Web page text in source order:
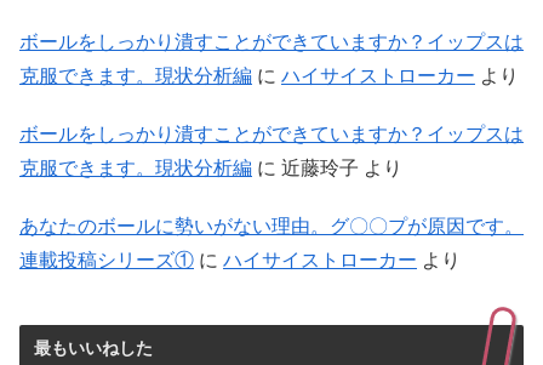
ボールをしっかり潰すことができていますか？イップスは
克服できます。現状分析編 に ハイサイストローカー より
ボールをしっかり潰すことができていますか？イップスは
克服できます。現状分析編 に 近藤玲子 より
あなたのボールに勢いがない理由。グ〇〇プが原因です。
連載投稿シリーズ① に ハイサイストローカー より
最もいいねした